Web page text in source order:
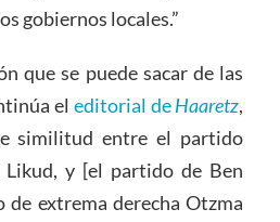
gobiernos locales.”
que se puede sacar de las
el editorial deHaaretz,
similitud entre el partido
Likud, y [el partido de Ben
extrema derecha Otzma